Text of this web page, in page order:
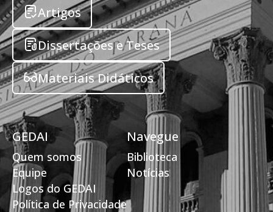
Artigos
Dissertações e Teses
Materiais Didáticos
GEDAI
Quem somos
Equipe
Logos do GEDAI
Política de Privacidade
Navegue
Biblioteca
Notícias